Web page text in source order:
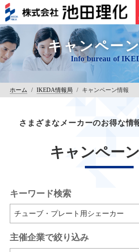
キャンペー
ホーム / IKEDA情報局 / キャンペーン情報
さまざまなメーカーのお得な情
キャンペー
キーワード検索
主催企業で絞り込み